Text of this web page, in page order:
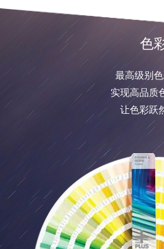
色
最高级别
实现高品质
让色彩跃